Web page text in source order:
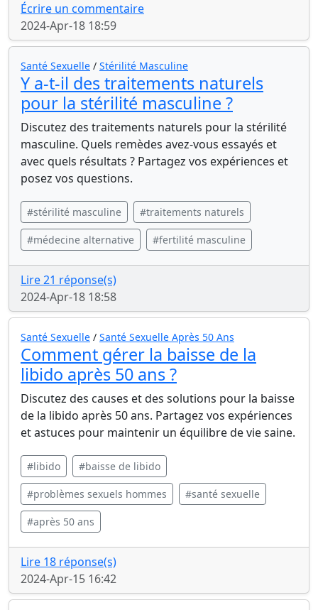
Écrire un commentaire
2024-Apr-18 18:59
Santé Sexuelle / Stérilité Masculine
Y a-t-il des traitements naturels
pour la stérilité masculine ?
Discutez des traitements naturels pour la stérilité
masculine. Quels remèdes avez-vous essayés et
avec quels résultats ? Partagez vos expériences et
posez vos questions.
#stérilité masculine #traitements naturels
#médecine alternative #fertilité masculine
Lire 21 réponse(s)
2024-Apr-18 18:58
Santé Sexuelle / Santé Sexuelle Après 50 Ans
Comment gérer la baisse de la
libido après 50 ans ?
Discutez des causes et des solutions pour la baisse
de la libido après 50 ans. Partagez vos expériences
et astuces pour maintenir un équilibre de vie saine.
#libido #baisse de libido
#problèmes sexuels hommes #santé sexuelle
#après 50 ans
Lire 18 réponse(s)
2024-Apr-15 16:42